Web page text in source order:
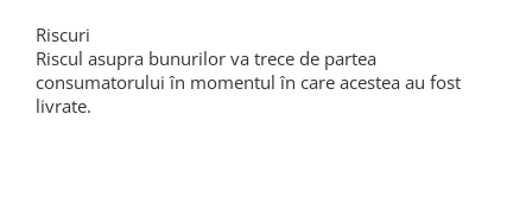
Suplimente - Berger Pigeons
Păsări exotice
Adăpători
Riscuri
Riscul asupra bunurilor va trece de partea
consumatorului în momentul în care acestea au fost
livrate.